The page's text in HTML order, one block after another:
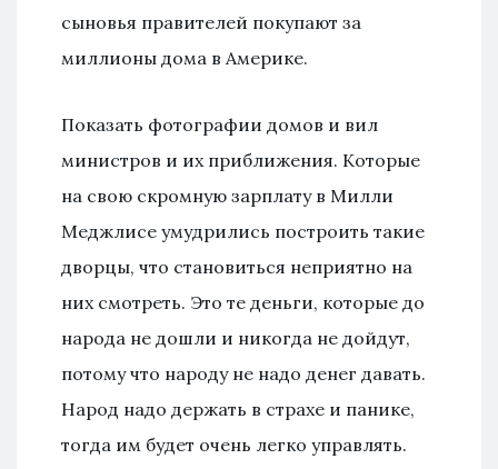
сыновья правителей покупают за
миллионы дома в Америке.
Показать фотографии домов и вил
министров и их приближения. Которые
на свою скромную зарплату в Милли
Меджлисе умудрились построить такие
дворцы, что становиться неприятно на
них смотреть. Это те деньги, которые до
народа не дошли и никогда не дойдут,
потому что народу не надо денег давать.
Народ надо держать в страхе и панике,
тогда им будет очень легко управлять.